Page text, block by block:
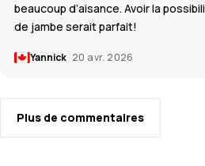
beaucoup d’aisance. Avoir la
de jambe serait parfait!
Yannick 20 avr. 2026
Plus de commentaires